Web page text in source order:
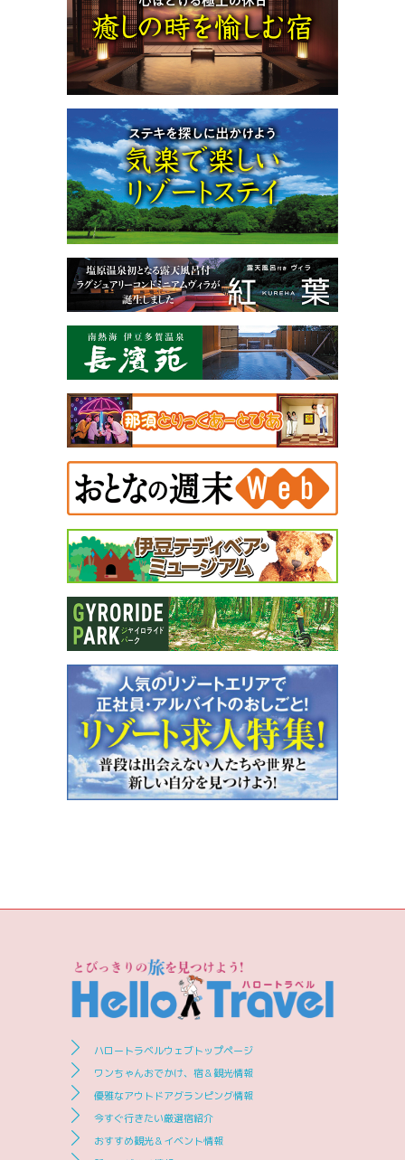
ハロートラベルウェブトップページ
ワンちゃんおでかけ、宿＆観光情報
優雅なアウトドアグランピング情報
今すぐ行きたい厳選宿紹介
おすすめ観光＆イベント情報